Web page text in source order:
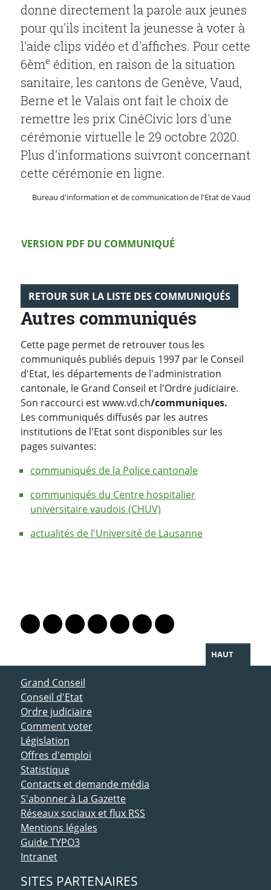
donne directement la parole aux jeunes
pour qu'ils incitent la jeunesse à voter à
l'aide clips vidéo et d'affiches. Pour cette
6ème édition, en raison de la situation
sanitaire, les cantons de Genève, Vaud,
Berne et le Valais ont fait le choix de
remettre les prix CinéCivic lors d'une
cérémonie virtuelle le 29 octobre 2020.
Plus d'informations suivront concernant
cette cérémonie en ligne.
Bureau d'information et de communication de l'Etat de Vaud
Version PDF
VERSION PDF DU COMMUNIQUÉ
RETOUR SUR LA LISTE DES COMMUNIQUÉS
Autres communiqués
Cette page permet de retrouver tous les
communiqués publiés depuis 1997 par le Conseil
d'Etat, les départements de l'administration
cantonale, le Grand Conseil et l'Ordre judiciaire.
Son raccourci est www.vd.ch/communiques.
Les communiqués diffusés par les autres
institutions de l'Etat sont disponibles sur les
pages suivantes:
communiqués de la Police cantonale
communiqués du Centre hospitalier
universitaire vaudois (CHUV)
actualités de l'Université de Lausanne
Lien vers le profil Mastodon
Lien vers le profil Bluesky
Lien vers le profil Instagram
Lien vers le profil Linkedin
Lien vers le profil Facebook
Lien vers le profil Twitter
Partager par WhatsApp
HAUT
ACCÈS DIRECT
Grand Conseil
Conseil d'Etat
Ordre judiciaire
Comment voter
Législation
Offres d'emploi
Statistique
Contacts et demande média
S'abonner à La Gazette
Réseaux sociaux et flux RSS
Mentions légales
Guide TYPO3
Intranet
SITES PARTENAIRES